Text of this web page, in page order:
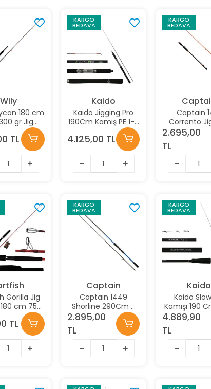
Wily
180 cm
gr Jig
TL
KARGO
BEDAVA
Kaido
Kaido Jigging Pro
190Cm Kamış PE 1-3
Jig Kamışı
4.125,00 TL
KARGO
BEDAVA
Captain
Corrento
189cm 2 Pc
Kamışı
2.695,00
TL
Gorilla Jig
180 cm 75-
2 Parça
TL
KARGO
BEDAVA
Captain
Captain 1449
Shorline 290Cm 2
Parça Shore Jig
Kamışı 40-90Gr
Aksiyonlu
2.895,00
TL
KARGO
BEDAVA
Kaido
Kaido
Kamışı 190
200Gr Pe
4.889,90
TL